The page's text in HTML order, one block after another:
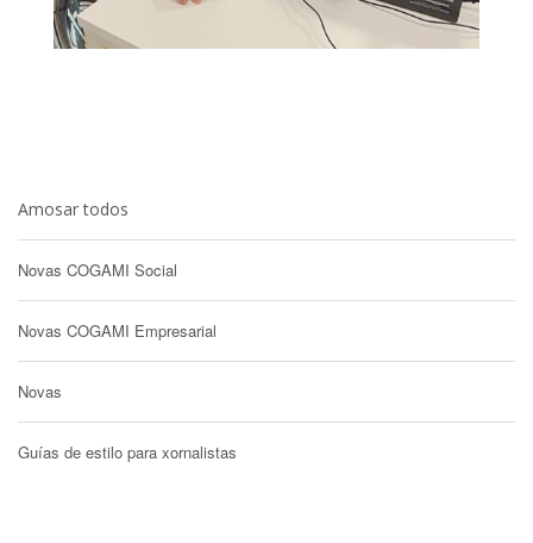
Amosar todos
Novas COGAMI Social
Novas COGAMI Empresarial
Novas
Guías de estilo para xornalistas